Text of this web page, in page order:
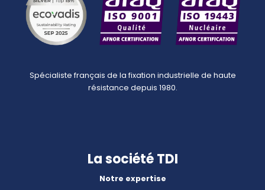
Spécialiste français de la fixation industrielle de haute
résistance depuis 1980.
La société TDI
Notre expertise